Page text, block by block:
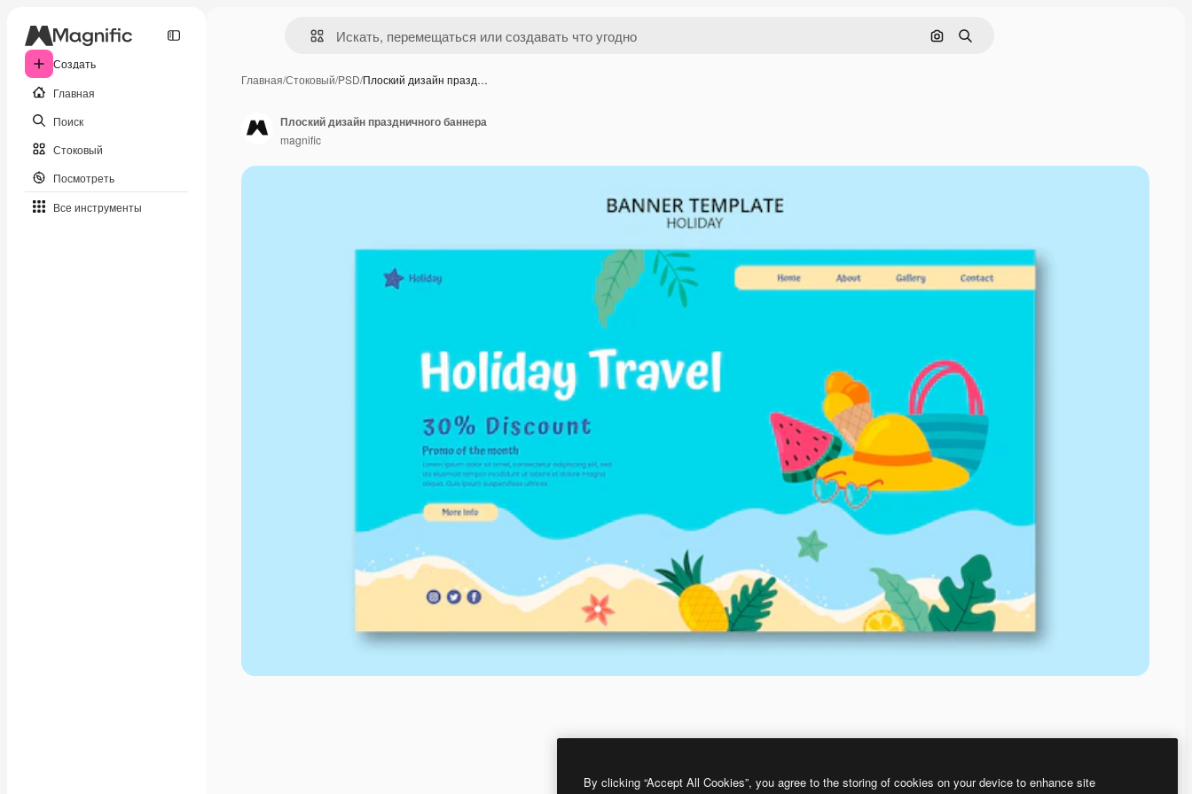
Создать
Главная
Поиск
Стоковый
Посмотреть
Все инструменты
Поиск по изображению
Поиск
Главная/Стоковый/PSD/Плоский дизайн празд…
Плоский дизайн праздничного баннера
magnific
By clicking “Accept All Cookies”, you agree to the storing of cookies on your device to enhance site